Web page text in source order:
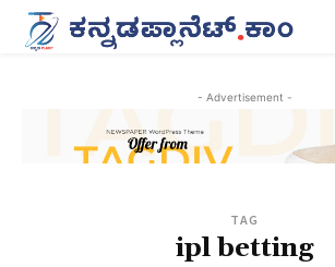
- Advertisement -
TAG
ipl betting